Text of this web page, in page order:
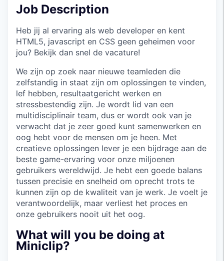
Job Description
Heb jij al ervaring als web developer en kent
HTML5, javascript en CSS geen geheimen voor
jou? Bekijk dan snel de vacature!
We zijn op zoek naar nieuwe teamleden die
zelfstandig in staat zijn om oplossingen te vinden,
lef hebben, resultaatgericht werken en
stressbestendig zijn. Je wordt lid van een
multidisciplinair team, dus er wordt ook van je
verwacht dat je zeer goed kunt samenwerken en
oog hebt voor de mensen om je heen. Met
creatieve oplossingen lever je een bijdrage aan de
beste game-ervaring voor onze miljoenen
gebruikers wereldwijd. Je hebt een goede balans
tussen precisie en snelheid om oprecht trots te
kunnen zijn op de kwaliteit van je werk. Je voelt je
verantwoordelijk, maar verliest het proces en
onze gebruikers nooit uit het oog.
What will you be doing at
Miniclip?